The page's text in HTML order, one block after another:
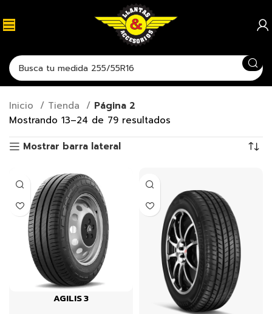
Inicio Tienda
Página 2
Mostrando 13–24 de 79 resultados
Mostrar barra lateral
AGILIS 3